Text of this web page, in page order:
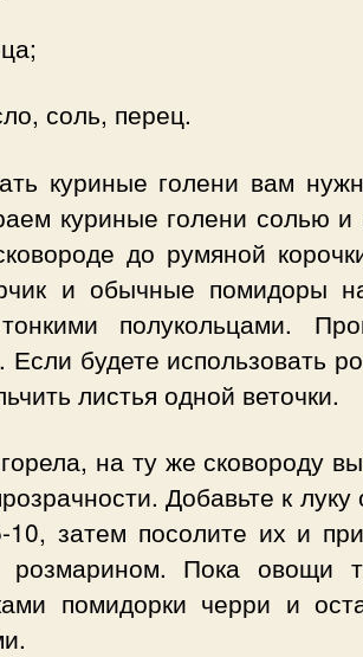
соль, перец.
куриные голени вам
куриные голени солью и
до румяной
и обычные помидоры
полукольцами.
Если будете использовать
листья одной веточки.
на ту же сковороду
Добавьте к
затем посолите их и
розмарином. Пока овощи
помидорки черри и